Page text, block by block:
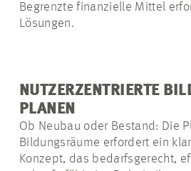
Begrenzte finanzielle Mittel
Lösungen.
NUTZERZENTRIERTE
PLANEN
Ob Neubau oder Bestand: Die
Bildungsräume erfordert ein
Konzept, das bedarfsgerecht,